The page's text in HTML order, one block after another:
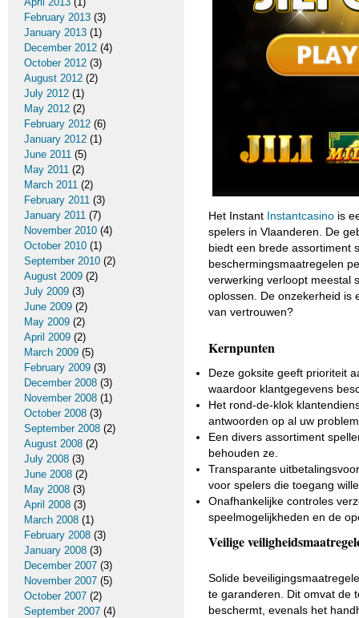
Het Instant Instantcasino is
spelers in Vlaanderen. De
biedt een brede assortiment
beschermingsmaatregelen
verwerking verloopt meestal
oplossen. De onzekerheid is
van vertrouwen?
Kernpunten
Deze goksite geeft prioriteit
waardoor klantgegevens
Het rond-de-klok
antwoorden op al uw
Een divers assortiment
behouden ze.
Transparante
voor spelers die toegang
Onafhankelijke controles
speelmogelijkheden en de
Veilige
Solide
te garanderen. Dit omvat de
beschermt, evenals het
February 2013 (3)
January 2013 (1)
December 2012 (4)
October 2012 (3)
August 2012 (2)
July 2012 (1)
May 2012 (2)
February 2012 (6)
January 2012 (1)
June 2011 (5)
May 2011 (2)
March 2011 (2)
February 2011 (3)
January 2011 (7)
November 2010 (4)
October 2010 (1)
September 2010 (2)
August 2009 (2)
July 2009 (3)
June 2009 (2)
May 2009 (2)
April 2009 (2)
March 2009 (5)
February 2009 (3)
December 2008 (3)
November 2008 (1)
October 2008 (3)
September 2008 (2)
August 2008 (2)
July 2008 (3)
June 2008 (2)
May 2008 (3)
April 2008 (3)
March 2008 (1)
February 2008 (3)
January 2008 (3)
December 2007 (3)
November 2007 (5)
October 2007 (2)
September 2007 (4)